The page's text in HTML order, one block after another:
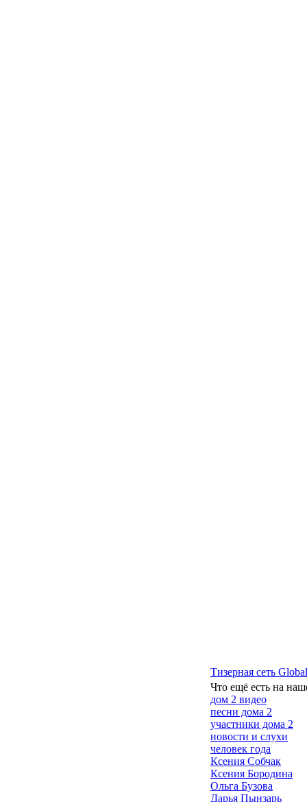
Тизерная сеть
Что ещё есть на
дом 2 видео
песни дома 2
участники дома 2
новости и слухи
человек года
Ксения Собчак
Ксения Бородина
Ольга Бузова
Дарья Пынзарь